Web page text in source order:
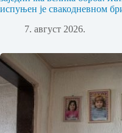
испуњен је свакодневном
7. август 2026.